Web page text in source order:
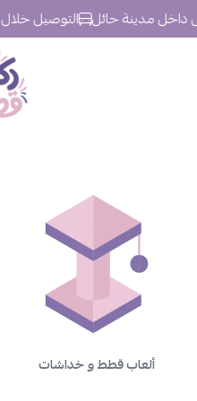
التوصيل خلال 24 ساعة داخل مدينة حائل.
ألعاب قطط و خداشات